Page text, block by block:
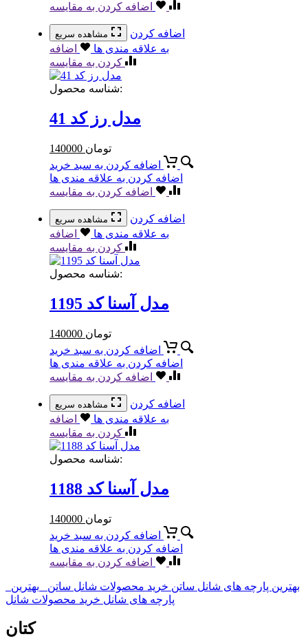
اضافه کردن به مقایسه
مشاهده سریع
اضافه کردن
به علاقه مندی ها
اضافه
کردن به مقایسه
شناسه محصول:
مدل رز کد 41
140000 تومان
اضافه کردن به سبد خرید
اضافه کردن به علاقه مندی ها
اضافه کردن به مقایسه
مشاهده سریع
اضافه کردن
به علاقه مندی ها
اضافه
کردن به مقایسه
شناسه محصول:
مدل آسنا کد 1195
140000 تومان
اضافه کردن به سبد خرید
اضافه کردن به علاقه مندی ها
اضافه کردن به مقایسه
مشاهده سریع
اضافه کردن
به علاقه مندی ها
اضافه
کردن به مقایسه
شناسه محصول:
مدل آسنا کد 1188
140000 تومان
اضافه کردن به سبد خرید
اضافه کردن به علاقه مندی ها
اضافه کردن به مقایسه
بهترین پارچه های شانل ساتن خرید محصولات شانل ساتن
بهترین
پارچه های شانل خرید محصولات شانل
کتان